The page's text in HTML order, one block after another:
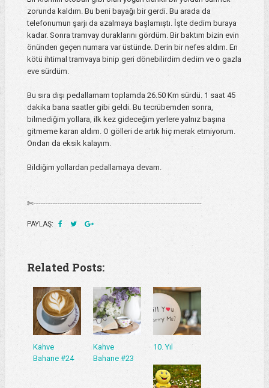
zorunda kaldım. Bu beni bayağı bir gerdi. Bu arada da
telefonumun şarjı da azalmaya başlamıştı. İşte dedim buraya
kadar. Sonra tramvay duraklarını gördüm. Bir baktım bizin evin
önünden geçen numara var üstünde. Derin bir nefes aldım. En
kötü ihtimal tramvaya binip geri dönebilirdim dedim ve o gazla
eve sürdüm.
Bu sıra dışı pedallamam toplamda 26.50 Km sürdü. 1 saat 45
dakika bana saatler gibi geldi. Bu tecrübemden sonra,
bilmediğim yollara, ilk kez gideceğim yerlere yalnız başına
gitmeme kararı aldım. O gölleri de artık hiç merak etmiyorum.
Ondan da eksik kalayım.
Bildiğim yollardan pedallamaya devam.
✄----------------------------------------------------------------------
PAYLAŞ:
Related Posts:
Kahve
Bahane #24
Kahve
Bahane #23
10. Yıl